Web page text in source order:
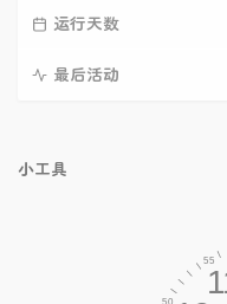
运行天数
最后活动
小工具